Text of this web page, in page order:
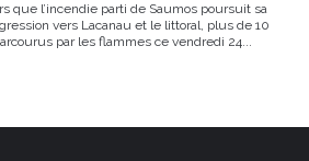
que l’incendie parti de Saumos poursuit sa
vers Lacanau et le littoral, plus de 10
par les flammes ce vendredi 24...